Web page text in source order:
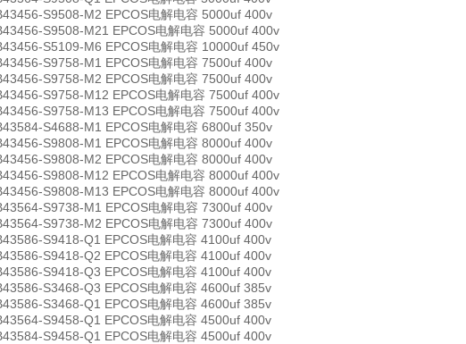
S9508-M2 EPCOS电解电容 5000uf 400v
S9508-M21 EPCOS电解电容 5000uf 400v
S5109-M6 EPCOS电解电容 10000uf 450v
S9758-M1 EPCOS电解电容 7500uf 400v
S9758-M2 EPCOS电解电容 7500uf 400v
S9758-M12 EPCOS电解电容 7500uf 400v
S9758-M13 EPCOS电解电容 7500uf 400v
S4688-M1 EPCOS电解电容 6800uf 350v
S9808-M1 EPCOS电解电容 8000uf 400v
S9808-M2 EPCOS电解电容 8000uf 400v
S9808-M12 EPCOS电解电容 8000uf 400v
S9808-M13 EPCOS电解电容 8000uf 400v
S9738-M1 EPCOS电解电容 7300uf 400v
S9738-M2 EPCOS电解电容 7300uf 400v
S9418-Q1 EPCOS电解电容 4100uf 400v
S9418-Q2 EPCOS电解电容 4100uf 400v
S9418-Q3 EPCOS电解电容 4100uf 400v
S3468-Q3 EPCOS电解电容 4600uf 385v
S3468-Q1 EPCOS电解电容 4600uf 385v
S9458-Q1 EPCOS电解电容 4500uf 400v
S9458-Q1 EPCOS电解电容 4500uf 400v